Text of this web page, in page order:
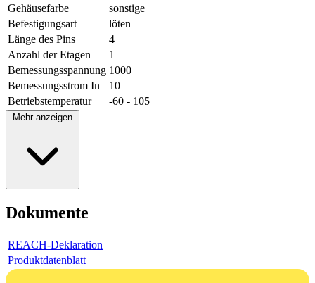
Gehäusefarbe
sonstige
Befestigungsart
löten
Länge des Pins
4
Anzahl der Etagen
1
Bemessungsspannung 1000
Bemessungsstrom In
10
Betriebstemperatur
-60 - 105
Mehr anzeigen
Dokumente
REACH-Deklaration
Produktdatenblatt